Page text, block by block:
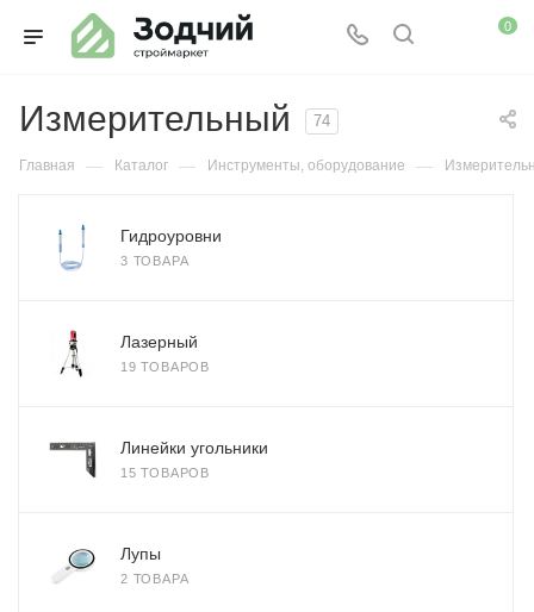
0
Измерительный 74
Главная — Каталог — Инструменты, оборудование —
Гидроуровни
3 ТОВАРА
Лазерный
19 ТОВАРОВ
Линейки угольники
15 ТОВАРОВ
Лупы
2 ТОВАРА